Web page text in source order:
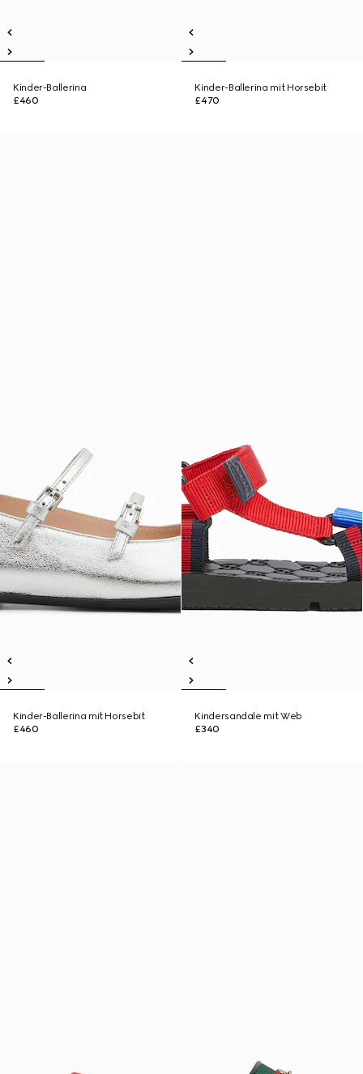
Kinder-Ballerina
£460
Kinder-Ballerina mit Horsebit
£470
Kinder-Ballerina mit Horsebit
£460
Kindersandale mit Web
£340